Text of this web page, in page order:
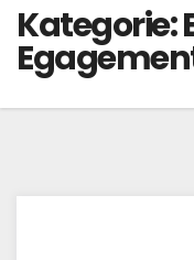
Kategorie: